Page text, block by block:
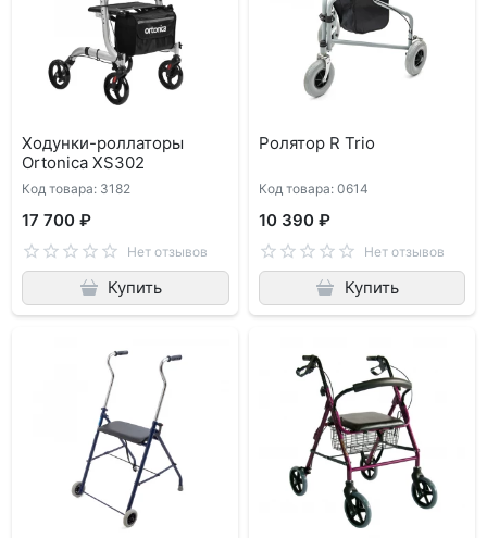
Ходунки-роллаторы
Ortonica XS302
Код товара: 3182
17 700 ₽
Нет отзывов
Купить
Ролятор R Trio
Код товара: 0614
10 390 ₽
Нет отзывов
Купить